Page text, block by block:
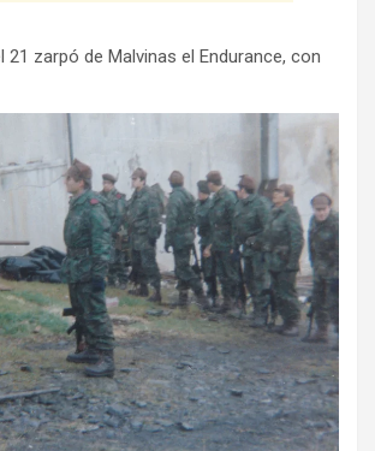
21 zarpó de Malvinas el Endurance, con